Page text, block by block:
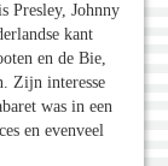
Presley, Johnny
kant
en de Bie,
Zijn interesse
was in een
en evenveel